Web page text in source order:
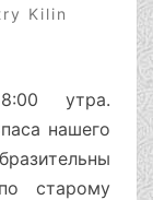
Kilin
утра.
нашего
старому